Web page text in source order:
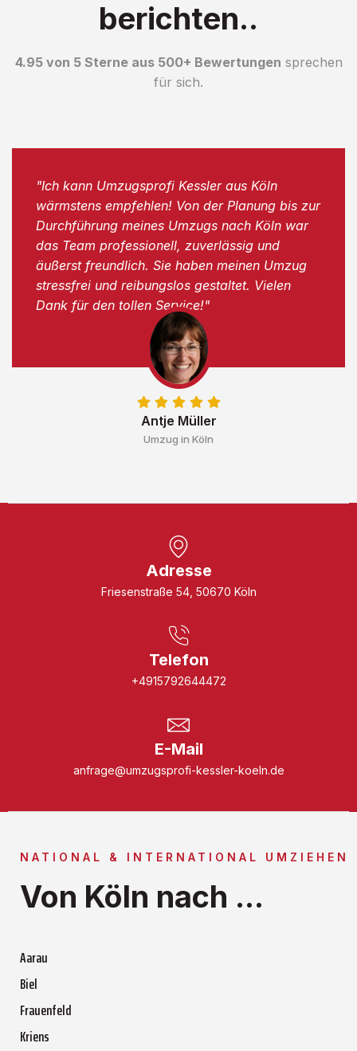
berichten..
4.95 von 5 Sterne aus 500+ Bewertungen sprechen
für sich.
Antje Müller
Umzug in Köln
"Ich kann Umzugsprofi Kessler aus Köln
wärmstens empfehlen! Von der Planung bis zur
Durchführung meines Umzugs nach Köln war
das Team professionell, zuverlässig und
äußerst freundlich. Sie haben meinen Umzug
stressfrei und reibungslos gestaltet. Vielen
Dank für den tollen Service!"
Adresse
Friesenstraße 54, 50670 Köln
Telefon
+4915792644472
E-Mail
anfrage@umzugsprofi-kessler-koeln.de
NATIONAL & INTERNATIONAL UMZIEHEN
Von Köln nach ...
Aarau
Biel
Frauenfeld
Kriens